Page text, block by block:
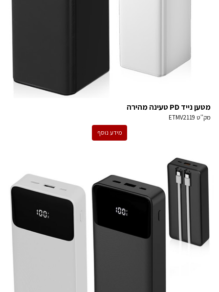
מטען נייד PD טעינה מהירה
מק''ט ETMV2119
מידע נוסף